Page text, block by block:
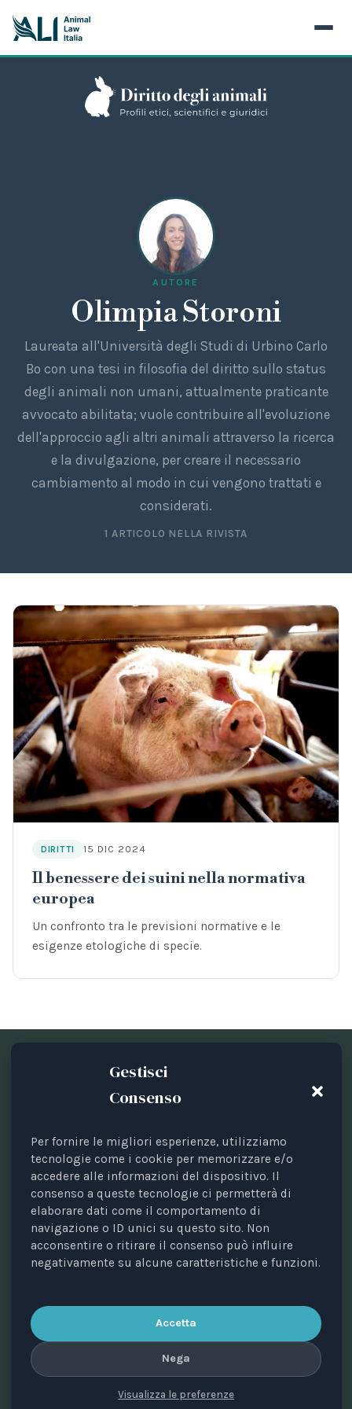
Gestisci
Consenso
Per fornire le migliori esperienze, utilizziamo
tecnologie come i cookie per memorizzare e/o
accedere alle informazioni del dispositivo. Il
consenso a queste tecnologie ci permetterà di
elaborare dati come il comportamento di
navigazione o ID unici su questo sito. Non
acconsentire o ritirare il consenso può influire
negativamente su alcune caratteristiche e funzioni.
Accetta
Nega
Visualizza le preferenze
AUTORE
Olimpia Storoni
Laureata all'Università degli Studi di Urbino Carlo
Bo con una tesi in filosofia del diritto sullo status
degli animali non umani, attualmente praticante
avvocato abilitata; vuole contribuire all'evoluzione
dell'approccio agli altri animali attraverso la ricerca
e la divulgazione, per creare il necessario
cambiamento al modo in cui vengono trattati e
considerati.
1 ARTICOLO NELLA RIVISTA
DIRITTI 15 DIC 2024
Il benessere dei suini nella normativa
europea
Un confronto tra le previsioni normative e le
esigenze etologiche di specie.
Testata periodica registrata presso il Tribunale di Bari
n. 8/2023 del 18/09/2023.
Direttrice responsabile: Avv. Elisa Scarpino.
Direttore scientifico: Prof. Valerio Pocar.
Comitato di direzione: Annalisa Di Mauro, Maria
Cristina Giussani, Alessandro Ricciuti, Paola Sobbrio,
Editore: Animal Law Italia ETS • C.f. 93470670725 • Via
© 2026 Animal Law Italia ETS